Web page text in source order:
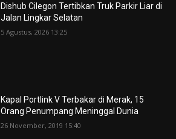
Dishub Cilegon Tertibkan Truk Parkir Liar di
Jalan Lingkar Selatan
5 Agustus, 2026 13:25
Kapal Portlink V Terbakar di Merak, 15
Orang Penumpang Meninggal Dunia
26 November, 2019 15:40